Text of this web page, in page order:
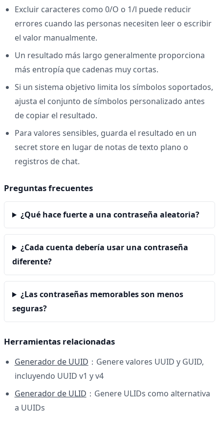
Excluir caracteres como 0/O o 1/l puede reducir
errores cuando las personas necesiten leer o escribir
el valor manualmente.
Un resultado más largo generalmente proporciona
más entropía que cadenas muy cortas.
Si un sistema objetivo limita los símbolos soportados,
ajusta el conjunto de símbolos personalizado antes
de copiar el resultado.
Para valores sensibles, guarda el resultado en un
secret store en lugar de notas de texto plano o
registros de chat.
Preguntas frecuentes
¿Qué hace fuerte a una contraseña aleatoria?
¿Cada cuenta debería usar una contraseña
diferente?
¿Las contraseñas memorables son menos
seguras?
Herramientas relacionadas
Generador de UUID ：Genere valores UUID y GUID,
incluyendo UUID v1 y v4
Generador de ULID ：Genere ULIDs como alternativa
a UUIDs